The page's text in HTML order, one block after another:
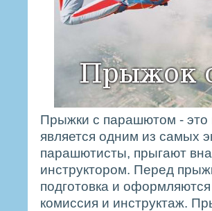
Прыжки с парашютом - это
является одним из самых
парашютисты, прыгают
инструктором. Перед
подготовка и
комиссия и инструктаж.